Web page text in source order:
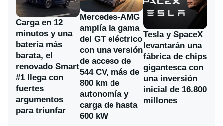
Carga en 12
minutos y una
batería más
barata, el
renovado Smart
#1 llega con
fuertes
argumentos
para triunfar
Mercedes-AMG
amplía la gama
del GT eléctrico
con una versión
de acceso de
544 CV, más de
800 km de
autonomía y
carga de hasta
600 kW
Tesla y SpaceX
levantarán una
fábrica de chips
gigantesca con
una inversión
inicial de 16.800
millones